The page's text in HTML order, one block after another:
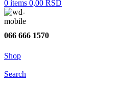
0 items 0,00 RSD
066 666 1570
Shop
Search